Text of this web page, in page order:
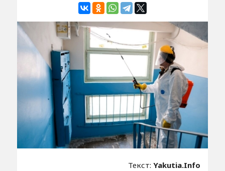
Текст:Yakutia.Info